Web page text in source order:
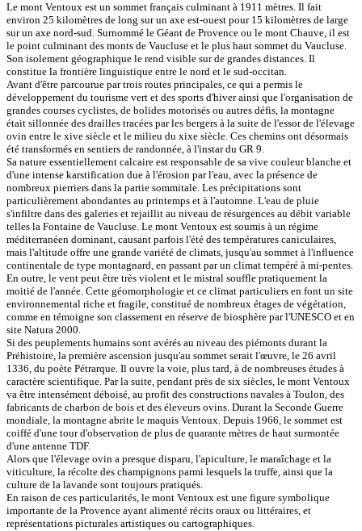
Le mont Ventoux est un sommet français culminant à 1911 mètres. Il fait
environ 25 kilomètres de long sur un axe est-ouest pour 15 kilomètres de large
sur un axe nord-sud. Surnommé le Géant de Provence ou le mont Chauve, il est
le point culminant des monts de Vaucluse et le plus haut sommet du Vaucluse.
Son isolement géographique le rend visible sur de grandes distances. Il
constitue la frontière linguistique entre le nord et le sud-occitan.
Avant d'être parcourue par trois routes principales, ce qui a permis le
développement du tourisme vert et des sports d'hiver ainsi que l'organisation de
grandes courses cyclistes, de bolides motorisés ou autres défis, la montagne
était sillonnée des drailles tracées par les bergers à la suite de l'essor de l'élevage
ovin entre le xive siècle et le milieu du xixe siècle. Ces chemins ont désormais
été transformés en sentiers de randonnée, à l'instar du GR 9.
Sa nature essentiellement calcaire est responsable de sa vive couleur blanche et
d'une intense karstification due à l'érosion par l'eau, avec la présence de
nombreux pierriers dans la partie sommitale. Les précipitations sont
particulièrement abondantes au printemps et à l'automne. L'eau de pluie
s'infiltre dans des galeries et rejaillit au niveau de résurgences au débit variable
telles la Fontaine de Vaucluse. Le mont Ventoux est soumis à un régime
méditerranéen dominant, causant parfois l'été des températures caniculaires,
mais l'altitude offre une grande variété de climats, jusqu'au sommet à l'influence
continentale de type montagnard, en passant par un climat tempéré à mi-pentes.
En outre, le vent peut être très violent et le mistral souffle pratiquement la
moitié de l'année. Cette géomorphologie et ce climat particuliers en font un site
environnemental riche et fragile, constitué de nombreux étages de végétation,
comme en témoigne son classement en réserve de biosphère par l'UNESCO et en
site Natura 2000.
Si des peuplements humains sont avérés au niveau des piémonts durant la
Préhistoire, la première ascension jusqu'au sommet serait l'œuvre, le 26 avril
1336, du poète Pétrarque. Il ouvre la voie, plus tard, à de nombreuses études à
caractère scientifique. Par la suite, pendant près de six siècles, le mont Ventoux
va être intensément déboisé, au profit des constructions navales à Toulon, des
fabricants de charbon de bois et des éleveurs ovins. Durant la Seconde Guerre
mondiale, la montagne abrite le maquis Ventoux. Depuis 1966, le sommet est
coiffé d'une tour d'observation de plus de quarante mètres de haut surmontée
d'une antenne TDF.
Alors que l'élevage ovin a presque disparu, l'apiculture, le maraîchage et la
viticulture, la récolte des champignons parmi lesquels la truffe, ainsi que la
culture de la lavande sont toujours pratiqués.
En raison de ces particularités, le mont Ventoux est une figure symbolique
importante de la Provence ayant alimenté récits oraux ou littéraires, et
représentations picturales artistiques ou cartographiques.